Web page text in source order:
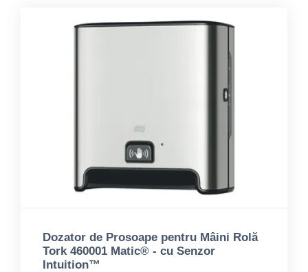
Dozator de Prosoape pentru Mâini Rolă
Tork 460001 Matic® - cu Senzor
Intuition™